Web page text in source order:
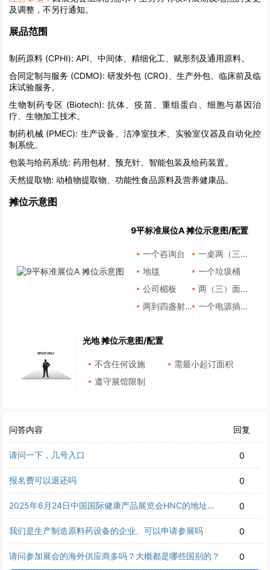
及调整，不另行通知。
展品范围
制药原料 (CPHI): API、中间体、精细化工、赋形剂及通用原料。
合同定制与服务 (CDMO): 研发外包 (CRO)、生产外包、临床前及临
床试验服务。
生物制药专区 (Biotech): 抗体、疫苗、重组蛋白、细胞与基因治
疗、生物加工技术。
制药机械 (PMEC): 生产设备、洁净室技术、实验室仪器及自动化控
制系统。
包装与给药系统: 药用包材、预充针、智能包装及给药装置。
天然提取物: 动植物提取物、功能性食品原料及营养健康品。
摊位示意图
9平标准展位A 摊位示意图/配置
一个咨询台
一桌两（三）椅
地毯
一个垃圾桶
公司楣板
两（三）面墙板
两到四盏射灯 一个电源插座
光地 摊位示意图/配置
不含任何设施
需最小起订面积
遵守展馆限制
问答内容 回复
请问一下，几号入口 0
报名费可以退还吗 0
2025年6月24日中国国际健康产品展览会HNC的地址在
哪里？在上海市青浦区徐泾镇松泽大道333号？还是在上
海市浦东新区龙阳路2345号？
0
我们是生产制造原料药设备的企业、可以申请参展吗 0
请问参加展会的海外供应商多吗？大概都是哪些国别的？ 0